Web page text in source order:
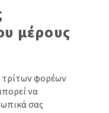
μέρους
τρίτων φορέων
να
σας